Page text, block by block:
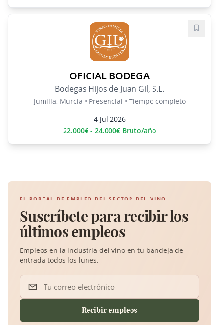
OFICIAL BODEGA
Bodegas Hijos de Juan Gil, S.L.
Jumilla, Murcia • Presencial • Tiempo completo
4 Jul 2026
22.000€ - 24.000€ Bruto/año
EL PORTAL DE EMPLEO DEL SECTOR DEL VINO
Suscríbete para recibir los
últimos empleos
Empleos en la industria del vino en tu bandeja de
entrada todos los lunes.
Tu correo electrónico
Recibir empleos